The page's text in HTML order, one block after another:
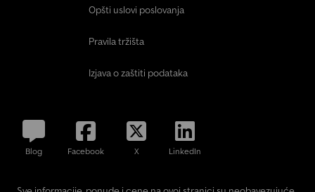
Opšti uslovi poslovanja
Pravila tržišta
Izjava o zaštiti podataka
Blog Facebook X LinkedIn